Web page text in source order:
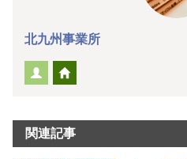
北九州事業所
関連記事